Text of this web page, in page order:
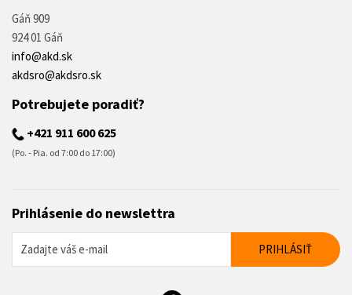
Gáň 909
924 01 Gáň
info@akd.sk
akdsro@akdsro.sk
Potrebujete poradiť?
+421 911 600 625
(Po. - Pia. od 7:00 do 17:00)
Prihlásenie do newslettra